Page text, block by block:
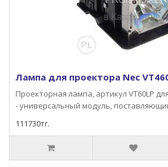
Лампа для проектора Nec
Проекторная лампа, артикул VT60LP
- универсальный модуль,
111730тг.